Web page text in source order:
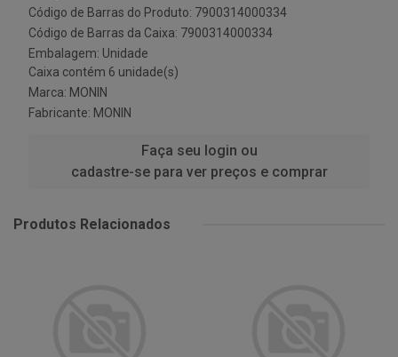
Código de Barras do Produto: 7900314000334
Código de Barras da Caixa: 7900314000334
Embalagem: Unidade
Caixa contém 6 unidade(s)
Marca: MONIN
Fabricante: MONIN
Faça seu login ou
cadastre-se para ver preços e comprar
Produtos Relacionados